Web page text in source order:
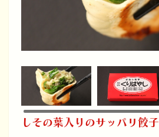
しその葉入りのサッパリ餃子